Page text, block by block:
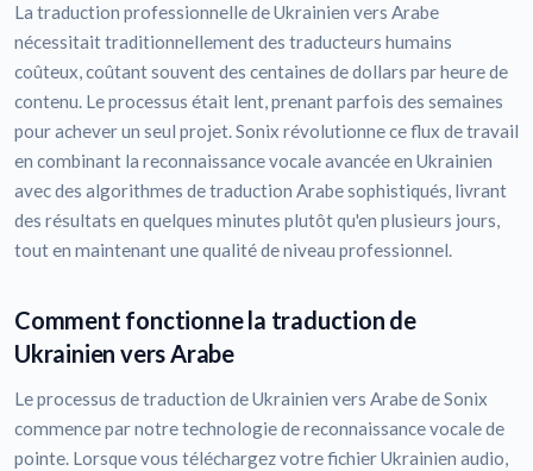
La traduction professionnelle de Ukrainien vers Arabe
nécessitait traditionnellement des traducteurs humains
coûteux, coûtant souvent des centaines de dollars par heure de
contenu. Le processus était lent, prenant parfois des semaines
pour achever un seul projet. Sonix révolutionne ce flux de travail
en combinant la reconnaissance vocale avancée en Ukrainien
avec des algorithmes de traduction Arabe sophistiqués, livrant
des résultats en quelques minutes plutôt qu'en plusieurs jours,
tout en maintenant une qualité de niveau professionnel.
Comment fonctionne la traduction de
Ukrainien vers Arabe
Le processus de traduction de Ukrainien vers Arabe de Sonix
commence par notre technologie de reconnaissance vocale de
pointe. Lorsque vous téléchargez votre fichier Ukrainien audio,